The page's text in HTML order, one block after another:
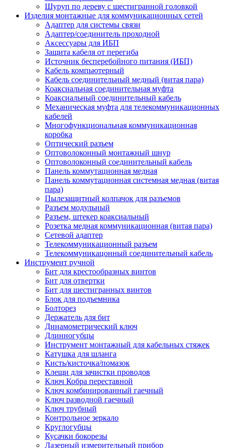
Шуруп по дереву с шестигранной головкой
Изделия монтажные для коммуникационных сетей
Адаптер для системы связи
Адаптер/соединитель проходной
Аксессуары для ИБП
Защита кабеля от перегиба
Источник бесперебойного питания (ИБП)
Кабель компьютерный
Кабель соединительный медный (витая пара)
Коаксиальная соединительная муфта
Коаксиальный соединительный кабель
Механическая муфта для телекоммуникационных
кабелей
Многофункциональная коммуникационная
коробка
Оптический разъем
Оптоволоконный монтажный шнур
Оптоволоконный соединительный кабель
Панель коммутационная медная
Панель коммутационная системная медная (витая
пара)
Пылезащитный колпачок для разъемов
Разъем модульный
Разъем, штекер коаксиальный
Розетка медная коммуникационная (витая пара)
Сетевой адаптер
Телекоммуникационный разъем
Телекоммуникацонный соединительный кабель
Инструмент ручной
Бит для крестообразных винтов
Бит для отвертки
Бит для шестигранных винтов
Блок для подъемника
Болторез
Держатель для бит
Динамометрический ключ
Длинногубцы
Инструмент монтажный для кабельных стяжек
Катушка для шланга
Кисть/кисточка/помазок
Клещи для зачистки проводов
Ключ Кобра переставной
Ключ комбинированный гаечный
Ключ разводной гаечный
Ключ трубный
Контрольное зеркало
Круглогубцы
Кусачки бокорезы
Лазерный измерительный прибор